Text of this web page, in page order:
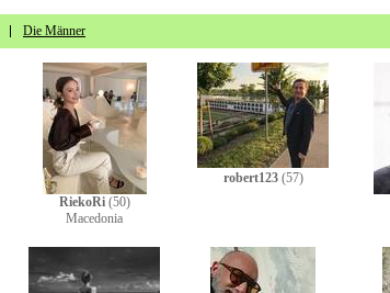
Die Männer
RiekoRi(50)
Macedonia
robert123(57)